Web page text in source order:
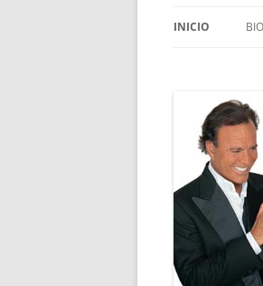
INICIO